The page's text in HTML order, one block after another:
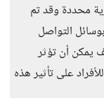
محددة وقد تم
التواصل
يمكن أن تؤثر
على تأثير هذه